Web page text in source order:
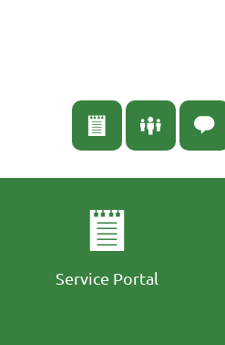
Service Portal